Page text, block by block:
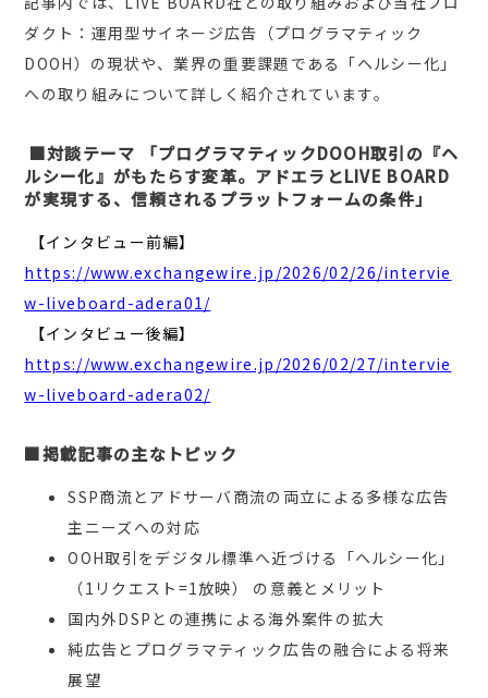
ダクト：運用型サイネージ広告（プログラマティック
DOOH）の現状や、業界の重要課題である「ヘルシー化」
への取り組みについて詳しく紹介されています。
■対談テーマ
「プログラマティックDOOH取引の『ヘ
ルシー化』がもたらす変革。アドエラとLIVE BOARD
が実現する、信頼されるプラットフォームの条件」
【インタビュー前編】
https://www.exchangewire.jp/2026/02/26/intervie
w-liveboard-adera01/
【インタビュー後編】
https://www.exchangewire.jp/2026/02/27/intervie
w-liveboard-adera02/
■掲載記事の主なトピック
SSP商流とアドサーバ商流の両立による多様な広告
主ニーズへの対応
OOH取引をデジタル標準へ近づける「ヘルシー化」
（1リクエスト=1放映） の意義とメリット
国内外DSPとの連携による海外案件の拡大
純広告とプログラマティック広告の融合による将来
展望